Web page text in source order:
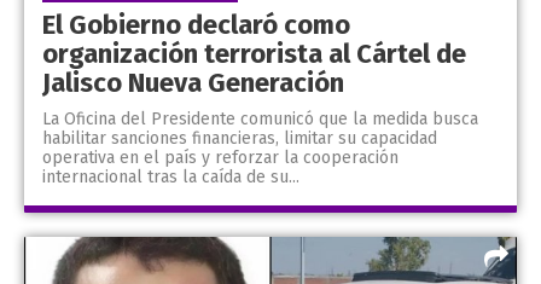
El Gobierno declaró como
organización terrorista al Cártel de
Jalisco Nueva Generación
La Oficina del Presidente comunicó que la medida busca
habilitar sanciones financieras, limitar su capacidad
operativa en el país y reforzar la cooperación
internacional tras la caída de su...